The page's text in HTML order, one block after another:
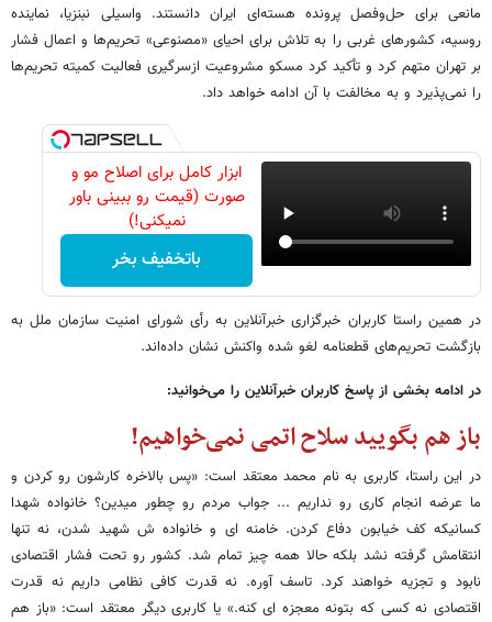
مانعی برای حل‌وفصل پرونده هسته‌ای ایران دانستند. واسیلی نبنزیا، نماینده
روسیه، کشورهای غربی را به تلاش برای احیای «مصنوعی» تحریم‌ها و اعمال فشار
بر تهران متهم کرد و تأکید کرد مسکو مشروعیت ازسرگیری فعالیت کمیته تحریم‌ها
را نمی‌پذیرد و به مخالفت با آن ادامه خواهد داد.
ابزار کامل برای اصلاح مو و
صورت (قیمت رو ببینی باور
نمیکنی!)
باتخفیف بخر
در همین راستا کاربران خبرگزاری خبرآنلاین به رأی شورای امنیت سازمان ملل به
بازگشت تحریم‌های قطعنامه لغو شده واکنش نشان داده‌اند.
در ادامه بخشی از پاسخ کاربران خبرآنلاین را می‌خوانید:
باز هم بگویید سلاح اتمی نمی‌خواهیم!
در این راستا، کاربری به نام محمد معتقد است: «پس بالاخره کارشون رو کردن و
ما عرضه انجام کاری رو نداریم ... جواب مردم رو چطور میدین؟ خانواده شهدا
کسانیکه کف خیابون دفاع کردن. خامنه ای و خانواده ش شهید شدن، نه تنها
انتقامش گرفته نشد بلکه حالا همه چیز تمام شد. کشور رو تحت فشار اقتصادی
نابود و تجزیه خواهند کرد. تاسف آوره. نه قدرت کافی نظامی داریم نه قدرت
اقتصادی نه کسی که بتونه معجزه ای کنه.» یا کاربری دیگر معتقد است: «باز هم